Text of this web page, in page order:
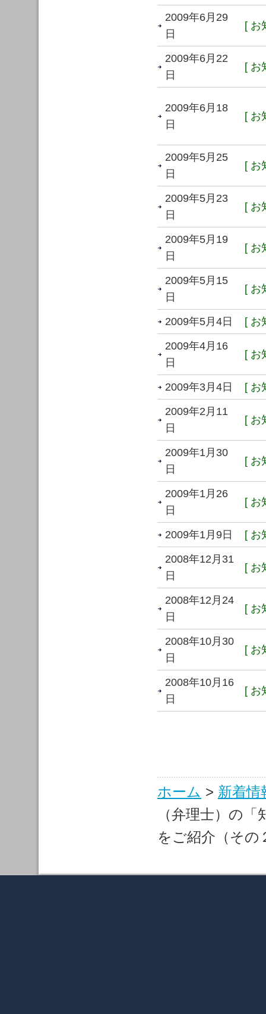
2009年6月29
日
[ お
2009年6月22
日
[ お
2009年6月18
日
[ お
2009年5月25
日
[ お
2009年5月23
日
[ お
2009年5月19
日
[ お
2009年5月15
日
[ お
2009年5月4日 [ お
2009年4月16
日
[ お
2009年3月4日 [ お
2009年2月11
日
[ お
2009年1月30
日
[ お
2009年1月26
日
[ お
2009年1月9日 [ お
2008年12月31
日
[ お
2008年12月24
日
[ お
2008年10月30
日
[ お
2008年10月16
日
[ お
ホーム > 新着情
（弁理士）の
をご紹介（その